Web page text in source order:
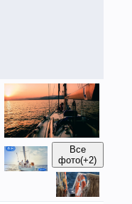
Все
фото(+2)